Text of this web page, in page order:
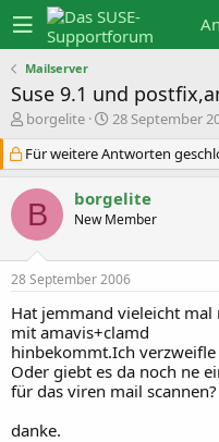
Mailserver
Suse 9.1 und
E
s
t
e
borgelite
E
s
t
l
l
m
28 September
Für weitere Antworten
B borgelite
New Member
28 September 2006
Hat jemmand vieleicht
mit amavis+clamd
hinbekommt.Ich verzweifle
Oder giebt es da noch ne
für das viren mail scannen?
danke.